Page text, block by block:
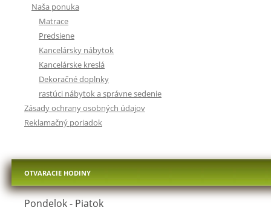
Naša ponuka
Matrace
Predsiene
Kancelársky nábytok
Kancelárske kreslá
Dekoračné doplnky
rastúci nábytok a správne sedenie
Zásady ochrany osobných údajov
Reklamačný poriadok
OTVARACIE HODINY
Pondelok - Piatok